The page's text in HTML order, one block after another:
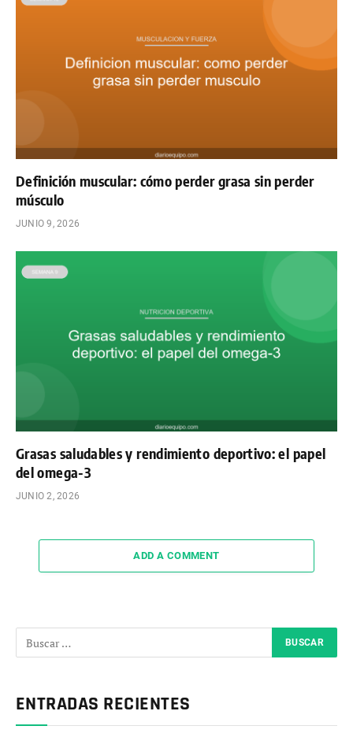
Definición muscular: cómo perder grasa sin perder
músculo
JUNIO 9, 2026
Grasas saludables y rendimiento deportivo: el papel
del omega-3
JUNIO 2, 2026
ADD A COMMENT
ENTRADAS RECIENTES